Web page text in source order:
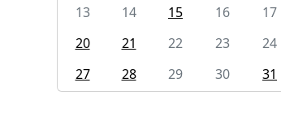
13
14 15 16 17
20
21 22 23 24
27
28 29 30 31